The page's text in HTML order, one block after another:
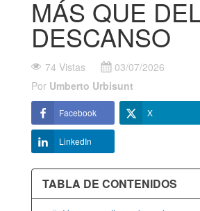
MÁS QUE
DESCANSO
74 Vistas
03/07/2026
Por Umberto Urbisunt
Facebook X
LinkedIn
TABLA DE CONTENIDOS